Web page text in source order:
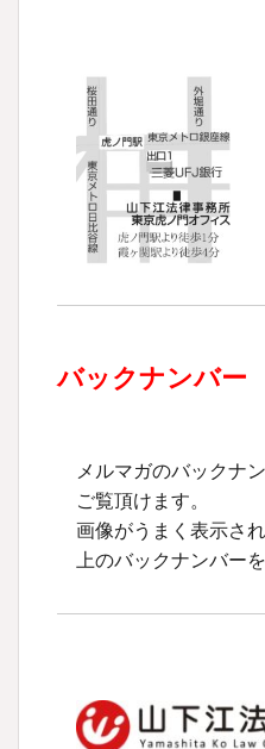
バックナンバー
メルマガのバックナ
ご覧頂けます。
画像がうまく表示さ
上のバックナンバー